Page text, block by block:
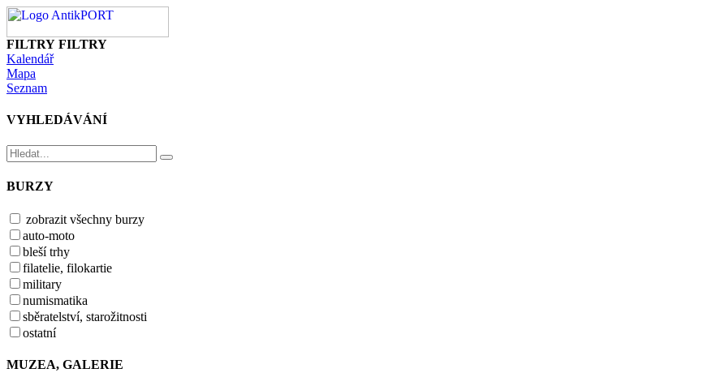
FILTRY FILTRY
Kalendář
Mapa
Seznam
VYHLEDÁVÁNÍ
BURZY
zobrazit všechny burzy
auto-moto
bleší trhy
filatelie, filokartie
military
numismatika
sběratelství, starožitnosti
ostatní
MUZEA, GALERIE